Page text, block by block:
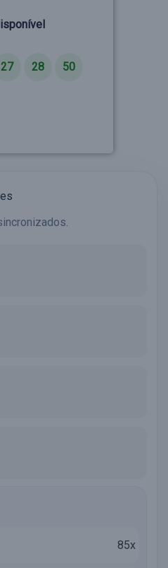
27 28 50
85x